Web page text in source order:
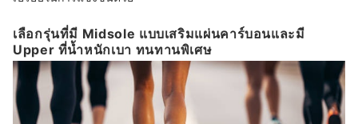
เลือกรุ่นที่มี Midsole แบบเสริมแผ่นคาร์บอนและมี
Upper ที่น้ำหนักเบา ทนทานพิเศษ